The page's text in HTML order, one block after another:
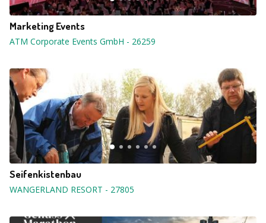
Marketing Events
ATM Corporate Events GmbH - 26259
Seifenkistenbau
WANGERLAND RESORT - 27805